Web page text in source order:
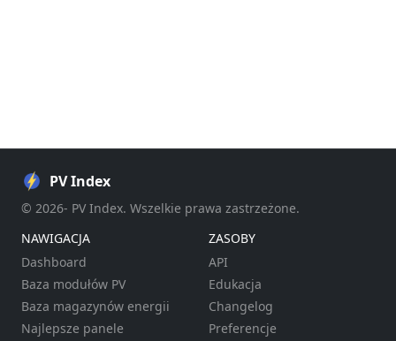
PV Index
© 2026- PV Index. Wszelkie prawa zastrzeżone.
NAWIGACJA
Dashboard
Baza modułów PV
Baza magazynów energii
Najlepsze panele
ZASOBY
API
Edukacja
Changelog
Preferencje